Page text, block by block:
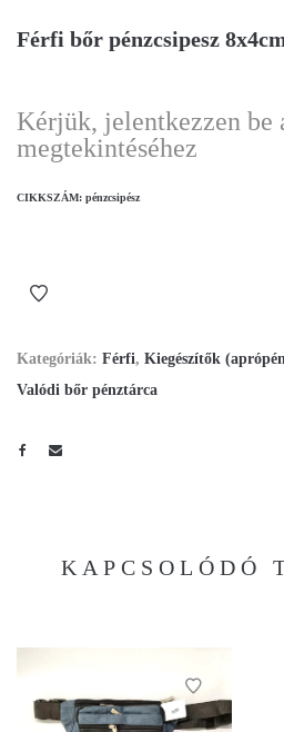
Férfi bőr pénzcsipesz
Kérjük, jelentkezzen be
megtekintéséhez
CIKKSZÁM: pénzcsipész
Kategóriák: Férfi, Kiegészítők
Valódi bőr pénztárca
KAPCSOLÓDÓ